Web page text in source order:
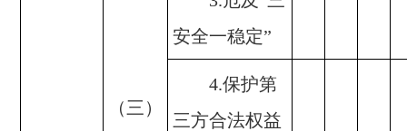
（三）
安全一稳定”
4.保护第
三方合法权益